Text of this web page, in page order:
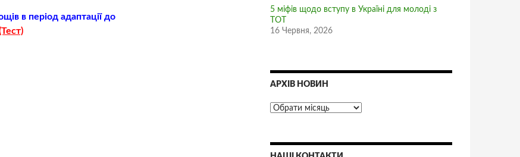
в період адаптаціїдо
5 міфів щодо вступу в Україні для молоді з
ТОТ
16 Червня, 2026
АРХІВ НОВИН